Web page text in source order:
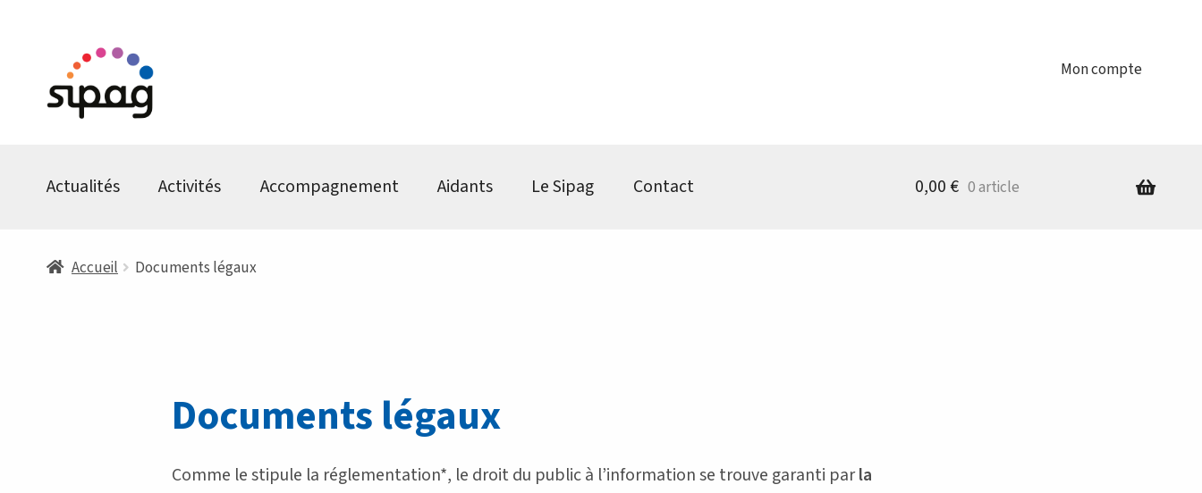
Aller
à
la
Aller
au
contenu
Mon compte
Actualités Activités Accompagnement Aidants Le Sipag Contact 0,00€ 0 article
Accueil Documents légaux
Documents légaux
Comme le stipule la réglementation*, le droit du public à l’information se trouve garanti parla